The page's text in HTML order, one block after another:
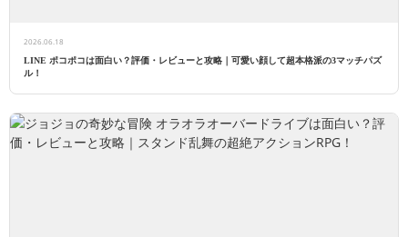
2026.06.18
LINE ポコポコは面白い？評価・レビューと攻略｜可愛い顔して超本格派の3マッチパズ
ル！